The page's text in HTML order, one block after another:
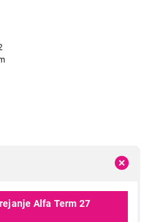
Alfa Term 27